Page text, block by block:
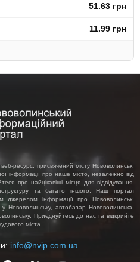
51.63 грн
11.99 грн
ресурс, присвячений місту Нововолинськ.
інформації про наше місто, незалежно від
про найцікавіші місця для відвідування,
та багато іншого. Наш портал
інформації про Нововолинськ,
Нововолинську, автобазар Нововолинська,
Приєднуйтесь до нас та відкрийте
міста.
info@nvip.com.ua